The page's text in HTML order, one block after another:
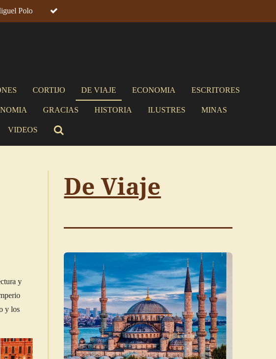
Polo
CORTIJO DE VIAJE ECONOMIA ESCRITORES
GRACIAS HISTORIA ILUSTRES MINAS
VIDEOS
y
y los
De Viaje